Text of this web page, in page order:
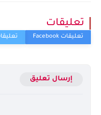
تعليقات
إرسال تعليق